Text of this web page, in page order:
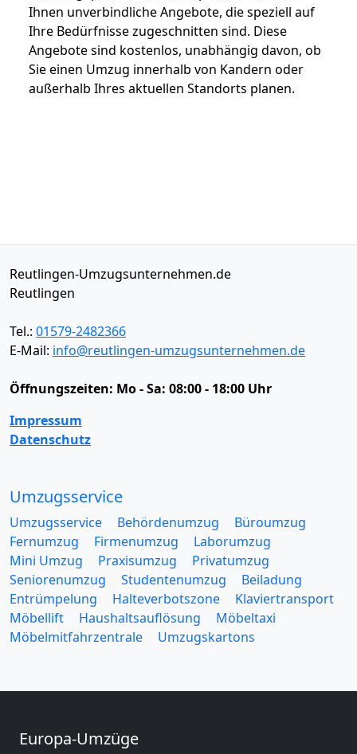
Ihnen unverbindliche Angebote, die speziell auf
Ihre Bedürfnisse zugeschnitten sind. Diese
Angebote sind kostenlos, unabhängig davon, ob
Sie einen Umzug innerhalb von Kandern oder
außerhalb Ihres aktuellen Standorts planen.
Reutlingen-Umzugsunternehmen.de
Reutlingen
Tel.: 01579-2482366
E-Mail: info@reutlingen-umzugsunternehmen.de
Öffnungszeiten: Mo - Sa: 08:00 - 18:00 Uhr
Impressum
Datenschutz
Umzugsservice
Umzugsservice Behördenumzug
Büroumzug
Fernumzug
Firmenumzug
Laborumzug
Mini Umzug
Praxisumzug
Privatumzug
Seniorenumzug
Studentenumzug
Beiladung
Entrümpelung
Halteverbotszone
Klaviertransport
Möbellift
Haushaltsauflösung
Möbeltaxi
Möbelmitfahrzentrale
Umzugskartons
Europa-Umzüge